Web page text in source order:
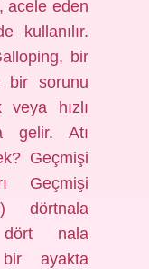
acele eden
kullanılır.
bir
bir sorunu
hızlı
gelir. Atı
Geçmişi
Geçmişi
dörtnala
nala
ayakta